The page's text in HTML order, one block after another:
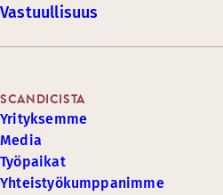
Vastuullisuus
SCANDICISTA
Yrityksemme
Media
Työpaikat
Yhteistyökumppanimme